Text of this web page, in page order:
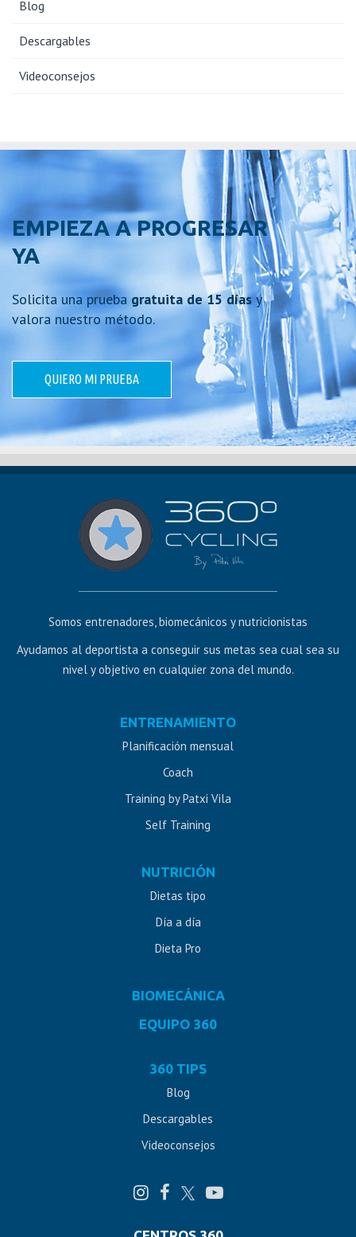
Blog
Descargables
Videoconsejos
EMPIEZA A PROGRESAR
YA
Solicita una prueba gratuita de 15 díasy
valora nuestro método.
QUIERO MI PRUEBA
Somos entrenadores, biomecánicos y nutricionistas
Ayudamos al deportista a conseguir sus metas sea cual sea su
nivel y objetivo en cualquier zona del mundo.
Diseño
web
ENTRENAMIENTO
Planificación mensual
Coach
Training by Patxi Vila
Self Training
NUTRICIÓN
Dietas tipo
Día a día
Dieta Pro
BIOMECÁNICA
EQUIPO 360
360 TIPS
Blog
Descargables
Videoconsejos